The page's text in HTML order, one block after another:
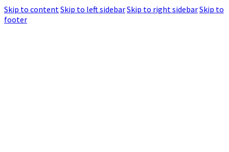
Skip to contentSkip to left sidebarSkip to right sidebarSkip to
footer